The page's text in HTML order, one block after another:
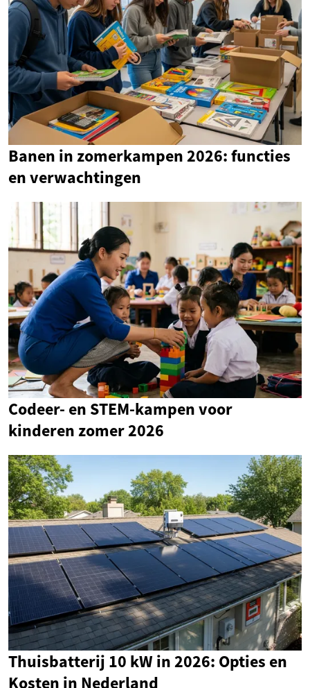
Banen in zomerkampen 2026: functies
en verwachtingen
Codeer- en STEM-kampen voor
kinderen zomer 2026
Thuisbatterij 10 kW in 2026: Opties en
Kosten in Nederland